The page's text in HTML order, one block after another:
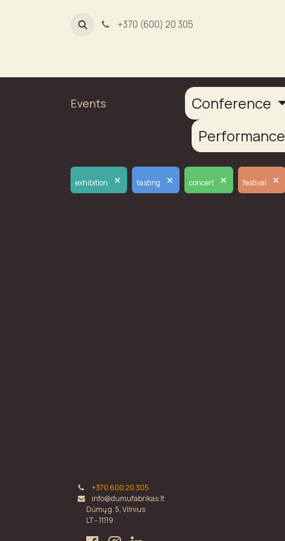
+370 (600) 20 305
Events Conference
Performance
exhibition × tasting × concert × festival ×
+370 600 20 305
info@dumufabrikas.lt
Dūmų g. 5, Vilnius
LT - 11119